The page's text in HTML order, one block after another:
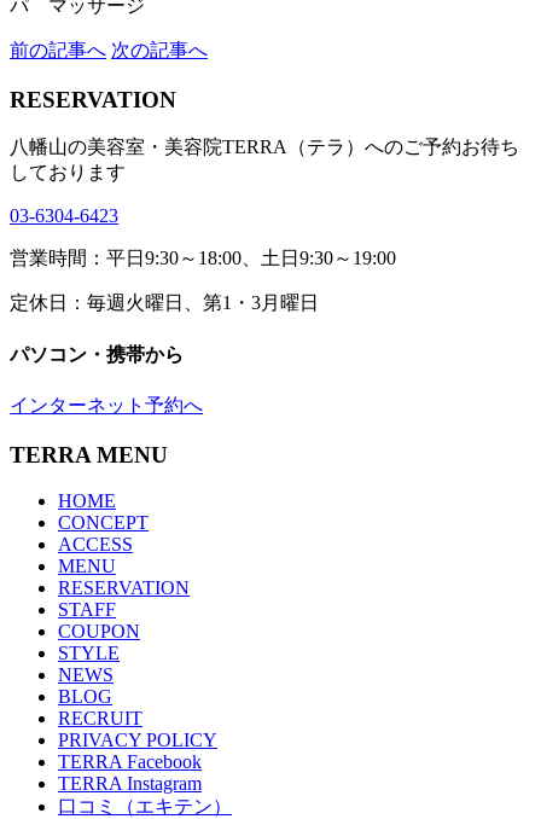
パ マッサージ
前の記事へ 次の記事へ
RESERVATION
八幡山の美容室・美容院TERRA（テラ）へのご予約お待ち
しております
03-6304-6423
営業時間：平日9:30～18:00、土日9:30～19:00
定休日：毎週火曜日、第1・3月曜日
パソコン・携帯から
インターネット予約へ
TERRA MENU
HOME
CONCEPT
ACCESS
MENU
RESERVATION
STAFF
COUPON
STYLE
NEWS
BLOG
RECRUIT
PRIVACY POLICY
TERRA Facebook
TERRA Instagram
口コミ（エキテン）